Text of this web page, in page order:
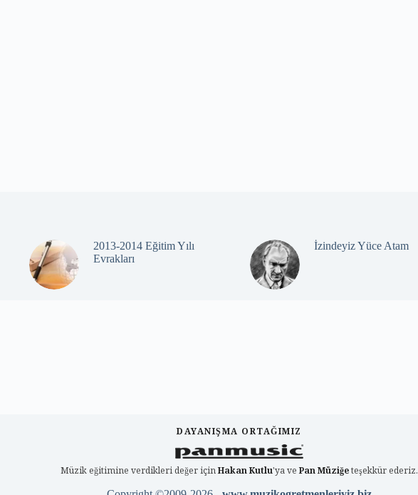
2013-2014 Eğitim Yılı
Evrakları
İzindeyiz Yüce Atam
DAYANIŞMA ORTAĞIMIZ
Müzik eğitimine verdikleri değer içinHakan Kutlu'ya ve Pan Müziğeteşekkür ederiz.